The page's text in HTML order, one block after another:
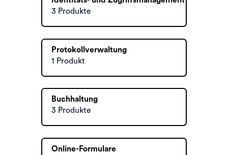
3 Produkte
Protokollverwaltung
1 Produkt
Buchhaltung
3 Produkte
Online-Formulare